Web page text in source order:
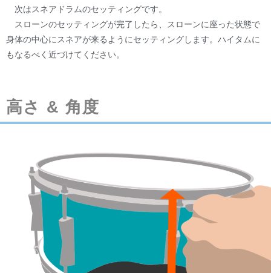
次はスネアドラムのセッティングです。
スローンのセッティングが完了したら、スローンに座った状態で
身体の中心にスネアが来るようにセッティングします。ハイタムに
もなるべく近づけてください。
高さ & 角度